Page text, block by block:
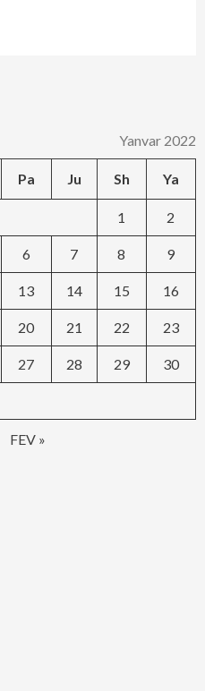
Yanvar 2022
Pa Ju Sh Ya
FEV »
1 2
6 7 8 9
13 14 15 16
20 21 22 23
27 28 29 30